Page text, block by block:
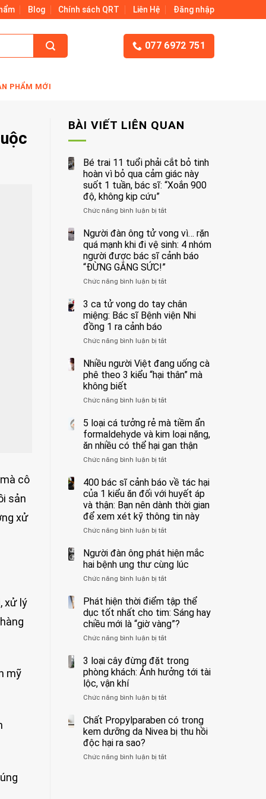
Blog Chính sách QRT Liên Hệ Đăng nhập
077 6972 751
PHẨM MỚI
cô
sản
xử
xử lý
mỹ
BÀI VIẾT LIÊN QUAN
Bé trai 11 tuổi phải cắt bỏ tinh
hoàn vì bỏ qua cảm giác này
suốt 1 tuần, bác sĩ: “Xoắn 900
độ, không kịp cứu”
Chức năng bình luận bị tắtở
trai
11
tuổi
phải
bỏ
hoàn
vì
bỏ
cảm
này
suốt
bác
“Xoắn
900
độ,
không
kịp
Người đàn ông tử vong vì… rặn
quá mạnh khi đi vệ sinh: 4 nhóm
người được bác sĩ cảnh báo
“ĐỪNG GẮNG SỨC!”
Chức năng bình luận bị tắtở
đàn
ông
vì…
quá
mạnh
vệ
4
nhóm
người
được
bác
cảnh
báo
“ĐỪNG
GẮNG
SỨC!”
3 ca tử vong do tay chân
miệng: Bác sĩ Bệnh viện Nhi
đồng 1 ra cảnh báo
Chức năng bình luận bị tắtở
ca
tử
tay
miệng:
Bác
Bệnh
viện
đồng
1
ra
cảnh
báo
Nhiều người Việt đang uống cà
phê theo 3 kiểu “hại thân” mà
không biết
Chức năng bình luận bị tắtở
người
Việt
đang
uống
cà
theo
3
kiểu
“hại
thân”
mà
biết
5 loại cá tưởng rẻ mà tiềm ẩn
formaldehyde và kim loại nặng,
ăn nhiều có thể hại gan thận
Chức năng bình luận bị tắtở
loại
cá
tưởng
rẻ
mà
tiềm
formaldehyde
kim
loại
ăn
nhiều
có
thể
hại
thận
400 bác sĩ cảnh báo về tác hại
của 1 kiểu ăn đối với huyết áp
và thận: Bạn nên dành thời gian
để xem xét kỹ thông tin này
Chức năng bình luận bị tắtở
bác
cảnh
báo
tác
hại
của
1
kiểu
đối
với
và
Bạn
nên
Người đàn ông phát hiện mắc
hai bệnh ung thư cùng lúc
Chức năng bình luận bị tắtở
đàn
ông
phát
hiện
mắc
bệnh
ung
lúc
Phát hiện thời điểm tập thể
dục tốt nhất cho tim: Sáng hay
chiều mới là “giờ vàng”?
Chức năng bình luận bị tắtở
hiện
thời
điểm
thể
tốt
nhất
cho
Sáng
3 loại cây đừng đặt trong
phòng khách: Ảnh hưởng tới tài
lộc, vận khí
Chức năng bình luận bị tắtở
loại
cây
đừng
trong
Chất Propylparaben có trong
kem dưỡng da Nivea bị thu hồi
độc hại ra sao?
Chức năng bình luận bị tắtở